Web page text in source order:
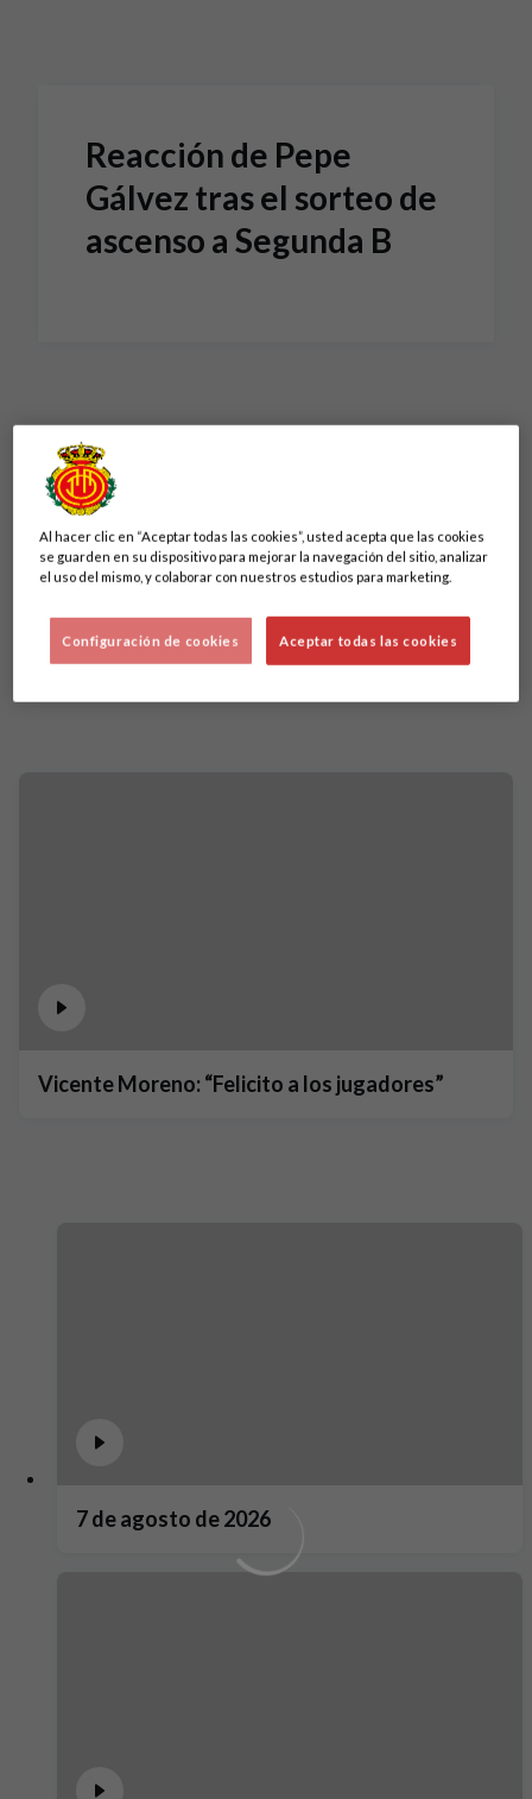
Reacción de Pepe
Gálvez tras el sorteo de
ascenso a Segunda B
Vicente Moreno: “Felicito a los jugadores”
7 de agosto de 2026
Al hacer clic en “Aceptar todas las cookies”, usted acepta que las cookies
se guarden en su dispositivo para mejorar la navegación del sitio, analizar
el uso del mismo, y colaborar con nuestros estudios para marketing.
Aceptar todas las cookies
Configuración de cookies